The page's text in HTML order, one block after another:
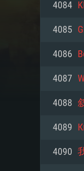
최소
최소
최소
4084
4085
4086
4087
4088
4089
4090